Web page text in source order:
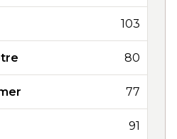
103
80
77
91